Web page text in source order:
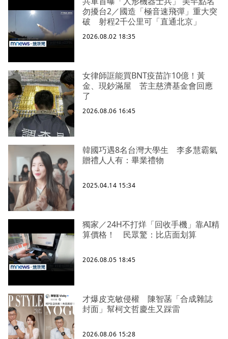
勿擾台2／國造「極音速飛彈」重大突
破 射程2千公里可「直通北京」
2026.08.02 18:35
女律師誆能買BNT疫苗詐10億！黃
金、現鈔滿屋 苦主慈濟基金會回應
了
2026.08.06 16:45
韓國巧遇8名台灣大學生 李多慧霸氣
贈禮人人有：畢業禮物
2025.04.14 15:34
獨家／24H不打烊「回收手機」靠AI精
算價格！ 民眾驚：比店面划算
2026.08.05 18:45
才爆皮克敏侵權 陳智菡「合成雜誌
封面」幫柯文哲慶生又踩雷
2026.08.06 15:28